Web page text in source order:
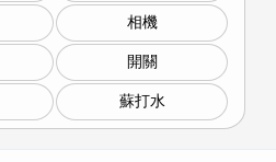
相機
開關
蘇打水